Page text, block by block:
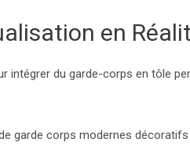
en
intégrer du garde-corps en tôle
garde corps modernes